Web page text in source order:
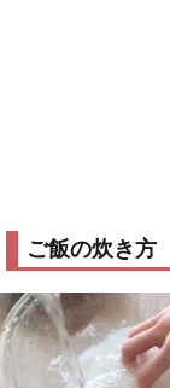
ご飯の炊き方